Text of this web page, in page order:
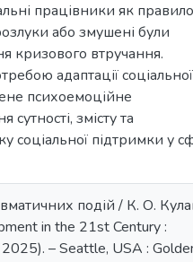
працівники як правило
або змушені були
кризового втручання.
адаптації соціальної
психоемоційне
змісту та
соціальної підтримки у
подій / К. О.
in the 21st Century :
– Seattle, USA :